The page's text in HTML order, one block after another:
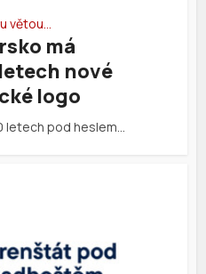
větou…
má
nové
logo
letech pod heslem…